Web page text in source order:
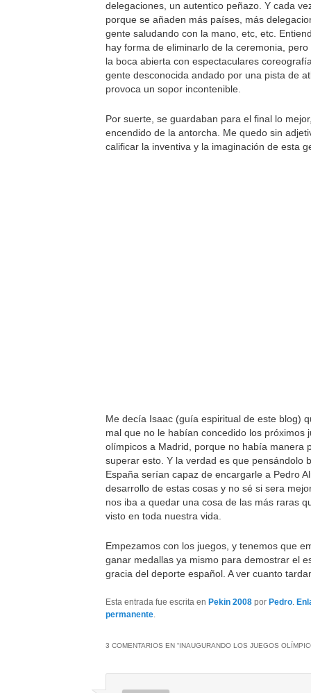
delegaciones, un autentico peñazo. Y cada
porque se añaden más países, más
gente saludando con la mano, etc, etc.
hay forma de eliminarlo de la ceremonia,
la boca abierta con espectaculares
gente desconocida andado por una pista de
provoca un sopor incontenible.
Por suerte, se guardaban para el final lo
encendido de la antorcha. Me quedo sin
calificar la inventiva y la imaginación de esta
Me decía Isaac (guía espiritual de este blog)
mal que no le habían concedido los próximos
olímpicos a Madrid, porque no había manera
superar esto. Y la verdad es que pensándolo
España serían capaz de encargarle a Pedro
desarrollo de estas cosas y no sé si sera
nos iba a quedar una cosa de las más raras
visto en toda nuestra vida.
Empezamos con los juegos, y tenemos que
ganar medallas ya mismo para demostrar el
gracia del deporte español. A ver cuanto
Esta entrada fue escrita en Pekin 2008 por Pedro.
permanente.
3 COMENTARIOS EN “INAUGURANDO LOS JUEGOS